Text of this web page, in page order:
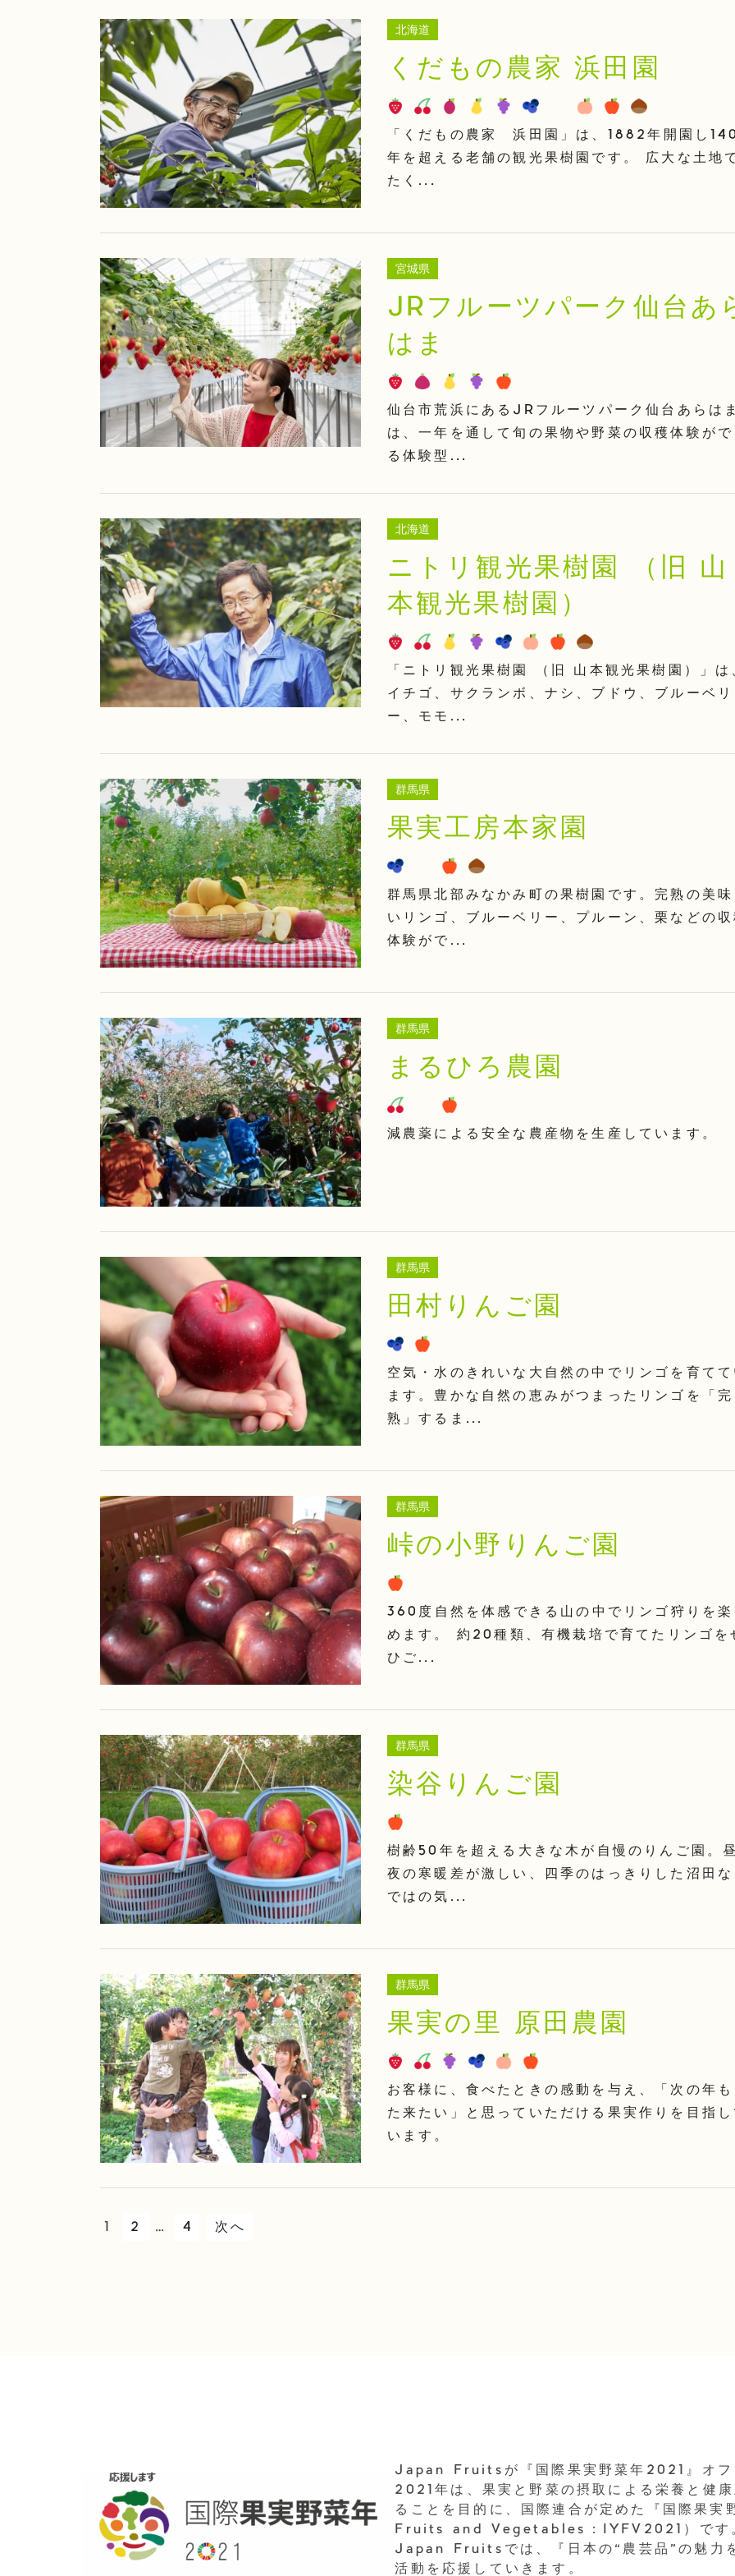
北海道
くだもの農家 浜田園
「くだもの農家 浜田園」は、1882年開園し
年を超える老舗の観光果樹園です。 広大な土地
たく...
宮城県
JRフルーツパーク仙台あ
はま
仙台市荒浜にあるJRフルーツパーク仙台あらは
は、一年を通して旬の果物や野菜の収穫体験が
る体験型...
北海道
ニトリ観光果樹園 （旧 山
本観光果樹園）
「ニトリ観光果樹園 （旧 山本観光果樹園）」は
イチゴ、サクランボ、ナシ、ブドウ、ブルーベリ
ー、モモ...
群馬県
果実工房本家園
群馬県北部みなかみ町の果樹園です。完熟の美
いリンゴ、ブルーベリー、プルーン、栗などの
体験がで...
群馬県
まるひろ農園
減農薬による安全な農産物を生産しています。
群馬県
田村りんご園
空気・水のきれいな大自然の中でリンゴを育て
ます。豊かな自然の恵みがつまったリンゴを「完
熟」するま...
群馬県
峠の小野りんご園
360度自然を体感できる山の中でリンゴ狩りを
めます。 約20種類、有機栽培で育てたリンゴを
ひご...
群馬県
染谷りんご園
樹齢50年を超える大きな木が自慢のりんご園。
夜の寒暖差が激しい、四季のはっきりした沼田
ではの気...
群馬県
果実の里 原田農園
お客様に、食べたときの感動を与え、「次の年
た来たい」と思っていただける果実作りを目指
います。
2 … 4 次へ
Japan Fruitsが『国際果実野菜年2021』オフ
2021年は、果実と野菜の摂取による栄養と健
ることを目的に、国際連合が定めた『国際
Fruits and Vegetables：IYFV2021）です
Japan Fruitsでは、『日本の“農芸品”の魅力
活動を応援していきます。